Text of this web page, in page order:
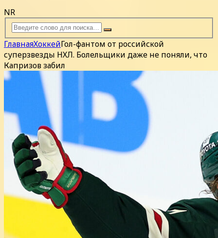
NR
ГлавнаяХоккейГол-фантом от российской
суперзвезды НХЛ. Болельщики даже не поняли, что
Капризов забил